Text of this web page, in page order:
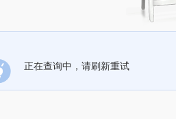
正在查询中，请刷新重试